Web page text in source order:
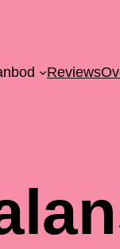
Reviews